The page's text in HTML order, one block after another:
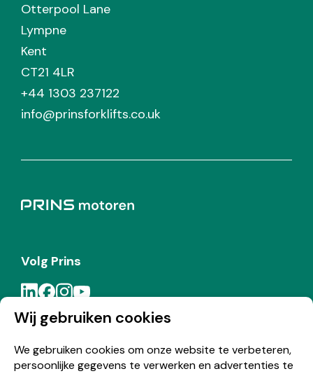
Wij gebruiken cookies
We gebruiken cookies om onze website te verbeteren,
persoonlijke gegevens te verwerken en advertenties te
Otterpool Lane
Lympne
Kent
CT21 4LR
+44 1303 237122
info@prinsforklifts.co.uk
Volg Prins
Meld je aan voor de Prins nieuwsbrief